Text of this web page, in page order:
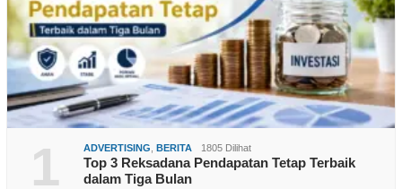
1 ADVERTISING BERITA 1805 Dilihat
Top 3 Reksadana Pendapatan Tetap Terbaik
dalam Tiga Bulan